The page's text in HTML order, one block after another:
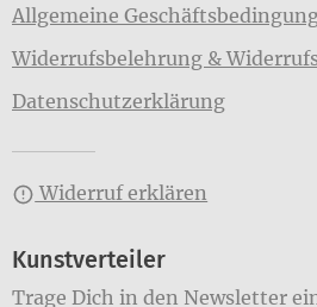
Allgemeine
Widerrufsbelehrung &
Datenschutzerklärung
Widerruf erklären
Kunstverteiler
Trage Dich in den Newsletter